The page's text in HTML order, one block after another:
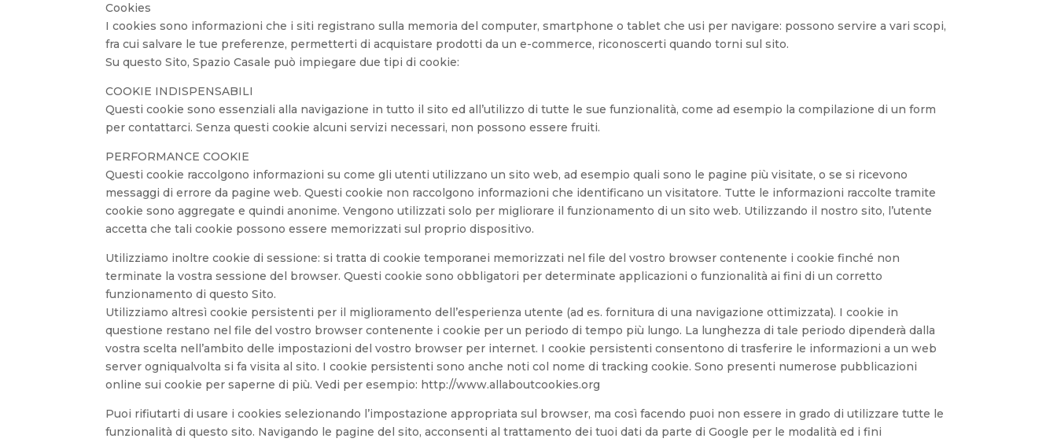
Cookies
I cookies sono informazioni che i siti registrano sulla memoria del computer, smartphone o tablet che usi per navigare: possono servire a vari scopi,
fra cui salvare le tue preferenze, permetterti di acquistare prodotti da un e-commerce, riconoscerti quando torni sul sito.
Su questo Sito, Spazio Casale può impiegare due tipi di cookie:
COOKIE INDISPENSABILI
Questi cookie sono essenziali alla navigazione in tutto il sito ed all’utilizzo di tutte le sue funzionalità, come ad esempio la compilazione di un form
per contattarci. Senza questi cookie alcuni servizi necessari, non possono essere fruiti.
PERFORMANCE COOKIE
Questi cookie raccolgono informazioni su come gli utenti utilizzano un sito web, ad esempio quali sono le pagine più visitate, o se si ricevono
messaggi di errore da pagine web. Questi cookie non raccolgono informazioni che identificano un visitatore. Tutte le informazioni raccolte tramite
cookie sono aggregate e quindi anonime. Vengono utilizzati solo per migliorare il funzionamento di un sito web. Utilizzando il nostro sito, l’utente
accetta che tali cookie possono essere memorizzati sul proprio dispositivo.
Utilizziamo inoltre cookie di sessione: si tratta di cookie temporanei memorizzati nel file del vostro browser contenente i cookie finché non
terminate la vostra sessione del browser. Questi cookie sono obbligatori per determinate applicazioni o funzionalità ai fini di un corretto
funzionamento di questo Sito.
Utilizziamo altresì cookie persistenti per il miglioramento dell’esperienza utente (ad es. fornitura di una navigazione ottimizzata). I cookie in
questione restano nel file del vostro browser contenente i cookie per un periodo di tempo più lungo. La lunghezza di tale periodo dipenderà dalla
vostra scelta nell’ambito delle impostazioni del vostro browser per internet. I cookie persistenti consentono di trasferire le informazioni a un web
server ogniqualvolta si fa visita al sito. I cookie persistenti sono anche noti col nome di tracking cookie. Sono presenti numerose pubblicazioni
online sui cookie per saperne di più. Vedi per esempio: http://www.allaboutcookies.org
Puoi rifiutarti di usare i cookies selezionando l’impostazione appropriata sul browser, ma così facendo puoi non essere in grado di utilizzare tutte le
funzionalità di questo sito. Navigando le pagine del sito, acconsenti al trattamento dei tuoi dati da parte di Google per le modalità ed i fini